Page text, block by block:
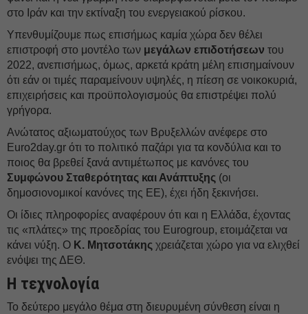
στο Ιράν και την εκτίναξη του ενεργειακού ρίσκου.
Υπενθυμίζουμε πως επισήμως καμία χώρα δεν θέλει
επιστροφή στο μοντέλο των μεγάλων επιδοτήσεων του
2022, ανεπισήμως, όμως, αρκετά κράτη μέλη επισημαίνουν
ότι εάν οι τιμές παραμείνουν υψηλές, η πίεση σε νοικοκυριά,
επιχειρήσεις και προϋπολογισμούς θα επιστρέψει πολύ
γρήγορα.
Ανώτατος αξιωματούχος των Βρυξελλών ανέφερε στο
Euro2day.gr ότι το πολιτικό παζάρι για τα κονδύλια και το
ποιος θα βρεθεί ξανά αντιμέτωπος με κανόνες του
Συμφώνου Σταθερότητας και Ανάπτυξης (οι
δημοσιονομικοί κανόνες της ΕΕ), έχει ήδη ξεκινήσει.
Οι ίδιες πληροφορίες αναφέρουν ότι και η Ελλάδα, έχοντας
τις «πλάτες» της προεδρίας του Eurogroup, ετοιμάζεται να
κάνει νύξη. Ο Κ. Μητσοτάκης χρειάζεται χώρο για να ελιχθεί
ενόψει της ΔΕΘ.
Η τεχνολογία
Το δεύτερο μεγάλο θέμα στη διευρυμένη σύνθεση είναι η